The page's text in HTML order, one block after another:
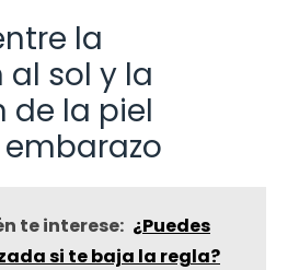
la
sol y la
de la piel
te interese: ¿Puedes
si te baja la regla?